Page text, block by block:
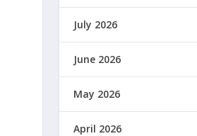
July 2026
June 2026
May 2026
April 2026